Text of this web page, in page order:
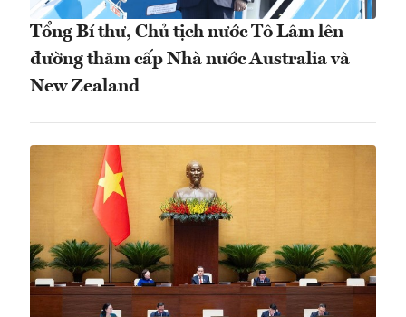
Tổng Bí thư, Chủ tịch nước Tô Lâm lên
đường thăm cấp Nhà nước Australia và
New Zealand